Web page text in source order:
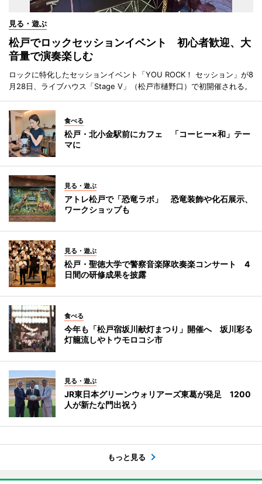
見る・遊ぶ
松戸でロックセッションイベント 初心者歓迎、大
音量で演奏楽しむ
ロックに特化したセッションイベント「YOU ROCK！ セッション」が8
月28日、ライブハウス「Stage V」（松戸市樋野口）で初開催される。
食べる
松戸・北小金駅前にカフェ 「コーヒー×和」テー
マに
見る・遊ぶ
アトレ松戸で「恐竜ラボ」 恐竜装飾や化石展示、
ワークショップも
見る・遊ぶ
松戸・聖徳大学で警察音楽隊吹奏楽コンサート 4
日間の研修成果を披露
食べる
今年も「松戸宿坂川献灯まつり」開催へ 坂川彩る
灯籠流しやトウモロコシ市
見る・遊ぶ
JR東日本グリーンウォリアーズ東葛が発足 1200
人が新たな門出祝う
もっと見る